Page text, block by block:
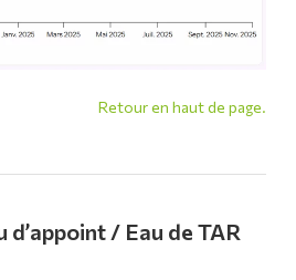
Retour en haut de page.
d’appoint / Eau de TAR